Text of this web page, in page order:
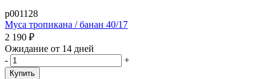
р001128
Муса тропикана / банан 40/17
2 190 ₽
Ожидание от 14 дней
-
+
Купить